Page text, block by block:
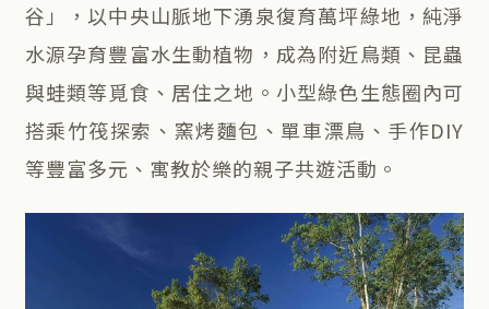
谷」，以中央山脈地下湧泉復育萬坪綠地，純淨
水源孕育豐富水生動植物，成為附近鳥類、昆蟲
與蛙類等覓食、居住之地。小型綠色生態圈內可
搭乘竹筏探索、窯烤麵包、單車漂鳥、手作DIY
等豐富多元、寓教於樂的親子共遊活動。